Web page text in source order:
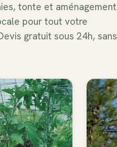
tonte et aménagement
pour tout votre
gratuit sous 24h, sans